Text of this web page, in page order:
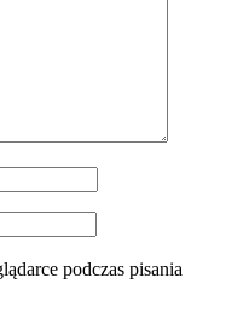
podczas pisania